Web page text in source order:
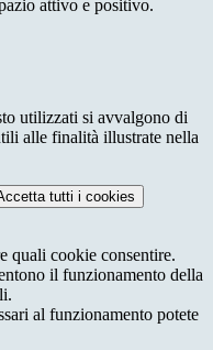
attivo e positivo.
utilizzati si avvalgono di
alle finalità illustrate nella
tutti i cookies
quali cookie consentire.
il funzionamento della
al funzionamento potete